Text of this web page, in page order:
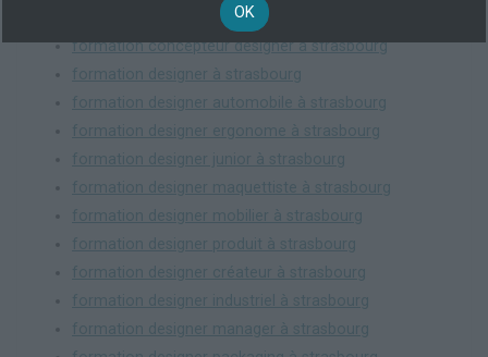
formation chef de projet design à strasbourg
formation concepteur designer à strasbourg
formation designer à strasbourg
formation designer automobile à strasbourg
formation designer ergonome à strasbourg
formation designer junior à strasbourg
formation designer maquettiste à strasbourg
formation designer mobilier à strasbourg
formation designer produit à strasbourg
formation designer créateur à strasbourg
formation designer industriel à strasbourg
formation designer manager à strasbourg
OK